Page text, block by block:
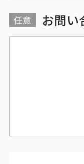
任意 お問い